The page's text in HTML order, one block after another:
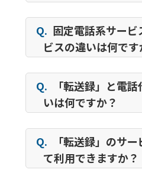
Q. 固定電話系サー
ビスの違いは何です
Q.
「転送録」と電
いは何ですか？
Q.
「転送録」のサ
て利用できますか？